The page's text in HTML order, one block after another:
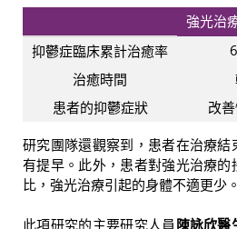
強光治
抑鬱症臨床累計治癒率
治癒時間
患者的抑鬱症狀
改
研究團隊還觀察到，患者在治療
有提早。此外，患者對強光治療的
比，強光治療引起的身體不適更少。
此項研究的主要研究人員 陳詠欣醫